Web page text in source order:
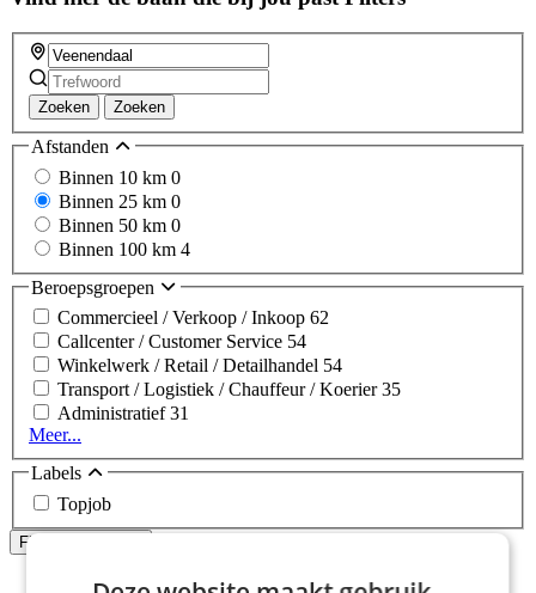
Zoeken Zoeken
Afstanden
Binnen 10 km 0
Binnen 25 km 0
Binnen 50 km 0
Binnen 100 km 4
Beroepsgroepen
Commercieel / Verkoop / Inkoop 62
Callcenter / Customer Service 54
Winkelwerk / Retail / Detailhandel 54
Transport / Logistiek / Chauffeur / Koerier35
Administratief31
Meer...
Labels
Topjob
Filters Toepassen
Home